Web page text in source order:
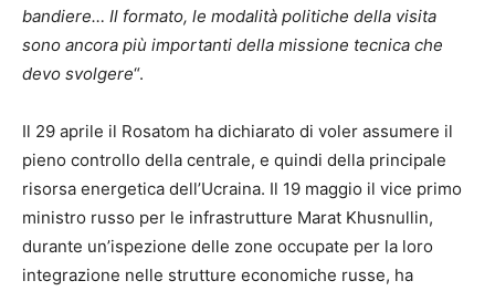
bandiere… Il formato, le modalità politiche della visita
sono ancora più importanti della missione tecnica che
devo svolgere“.
Il 29 aprile il Rosatom ha dichiarato di voler assumere il
pieno controllo della centrale, e quindi della principale
risorsa energetica dell’Ucraina. Il 19 maggio il vice primo
ministro russo per le infrastrutture Marat Khusnullin,
durante un’ispezione delle zone occupate per la loro
integrazione nelle strutture economiche russe, ha